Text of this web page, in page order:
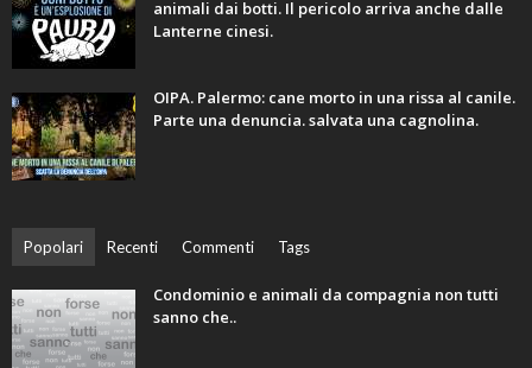
animali dai botti. Il pericolo arriva anche dalle
Lanterne cinesi.
OIPA. Palermo: cane morto in una rissa al canile.
Parte una denuncia. salvata una cagnolina.
Popolari Recenti Commenti Tags
Condominio e animali da compagnia non tutti
sanno che..